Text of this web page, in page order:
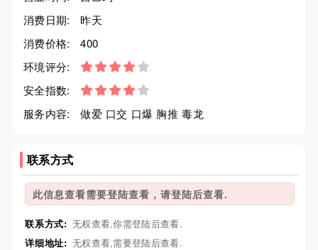
消费日期:
昨天
消费价格:
400
环境评分:
安全指数:
服务内容:
做爱 口交 口爆 胸推 毒龙
联系方式
此信息查看需要登陆查看，请登陆后查看.
联系方式: 无权查看,你需登陆后查看.
详细地址: 无权查看,需要登陆后查看.